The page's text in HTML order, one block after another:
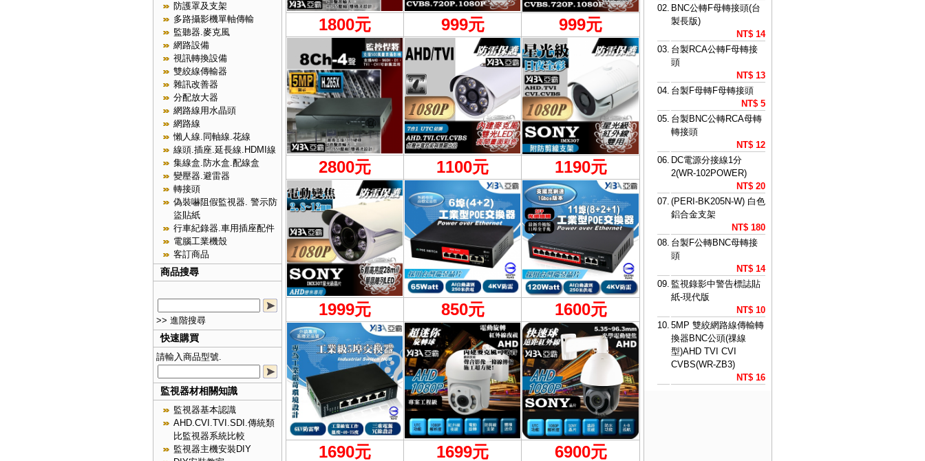
防護罩及支架
多路攝影機單軸傳輸
監聽器.麥克風
網路設備
視訊轉換設備
雙絞線傳輸器
雜訊改善器
分配放大器
網路線用水晶頭
網路線
懶人線.同軸線.花線
線頭.插座.延長線.HDMI線
集線盒.防水盒.配線盒
變壓器.避雷器
轉接頭
偽裝嚇阻假監視器. 警示防
盜貼紙
行車紀錄器.車用插座配件
電腦工業機殼
客訂商品
商品搜尋
>> 進階搜尋
快速購買
請輸入商品型號.
監視器材相關知識
監視器基本認識
AHD.CVI.TVI.SDI.傳統類
比監視器系統比較
監視器主機安裝DIY
1800元 999元 999元
2800元 1100元 1190元
1999元 850元 1600元
1690元 1699元 6900元
02. BNC公轉F母轉接頭(台
製長版)
NT$ 14
03. 台製RCA公轉F母轉接
頭
NT$ 13
04. 台製F母轉F母轉接頭
NT$ 5
05. 台製BNC公轉RCA母轉
轉接頭
NT$ 12
06. DC電源分接線1分
2(WR-102POWER)
NT$ 20
07. (PERI-BK205N-W) 白色
鋁合金支架
NT$ 180
08. 台製F公轉BNC母轉接
頭
NT$ 14
09. 監視錄影中警告標誌貼
紙-現代版
NT$ 10
10. 5MP 雙絞網路線傳輸轉
換器BNC公頭(祼線
型)AHD TVI CVI
CVBS(WR-ZB3)
NT$ 16